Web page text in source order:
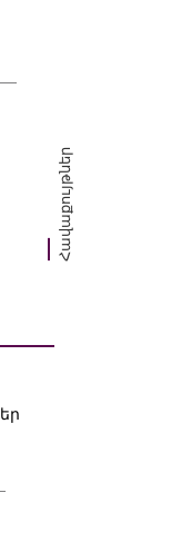
Հավաքույթներ